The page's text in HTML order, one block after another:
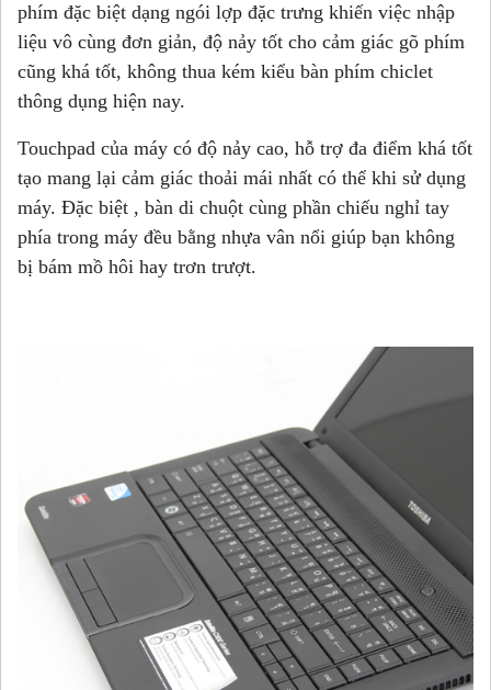
phím đặc biệt dạng ngói lợp đặc trưng khiến việc nhập
liệu vô cùng đơn giản, độ nảy tốt cho cảm giác gõ phím
cũng khá tốt, không thua kém kiểu bàn phím chiclet
thông dụng hiện nay.
Touchpad của máy có độ nảy cao, hỗ trợ đa điểm khá tốt
tạo mang lại cảm giác thoải mái nhất có thể khi sử dụng
máy. Đặc biệt , bàn di chuột cùng phần chiếu nghỉ tay
phía trong máy đều bằng nhựa vân nổi giúp bạn không
bị bám mồ hôi hay trơn trượt.